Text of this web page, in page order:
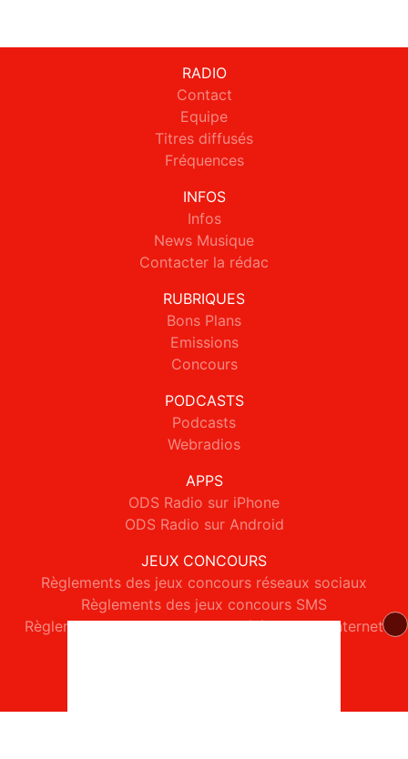
RADIO
Contact
Equipe
Titres diffusés
Fréquences
INFOS
Infos
News Musique
Contacter la rédac
RUBRIQUES
Bons Plans
Emissions
Concours
PODCASTS
Podcasts
Webradios
APPS
ODS Radio sur iPhone
ODS Radio sur Android
JEUX CONCOURS
Règlements des jeux concours réseaux sociaux
Règlements des jeux concours SMS
Règlements des jeux concours téléphone et internet